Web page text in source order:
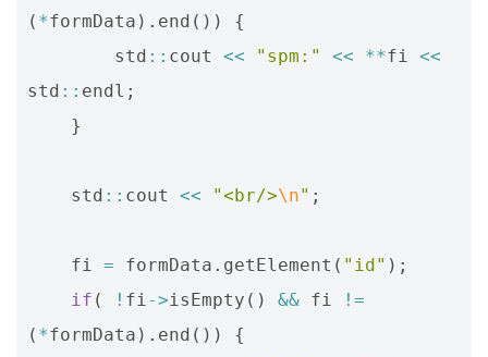
( *formData ). end ())
{
std :: cout << "spm:" << **fi <<
std :: endl ;
}
std :: cout << "<br/>\n" ;
fi = formData . getElement ( "id" );
if ( ! fi->isEmpty () && fi
!=
( *formData ). end ())
{